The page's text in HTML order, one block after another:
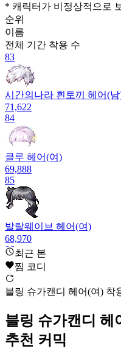
* 캐릭터가 비정상적으로
순위
이름
전체 기간 착용 수
83
시간의나라 흰토끼 헤어(
71,622
84
클루 헤어(여)
69,888
85
발랄웨이브 헤어(여)
68,970
86
블링크 헤어(여)
68,299
리커버 헤어(여)
67,756
최근 본
찜 코디
블링 슈가캔디 헤어(여) 착
블링 슈가캔디 헤
추천 커믹